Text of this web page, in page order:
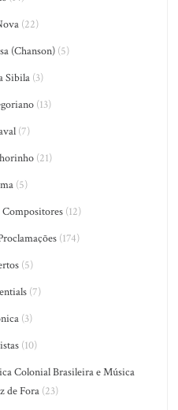
(22)
(Chanson)(5)
Sibila(3)
(13)
(7)
(21)
(5)
Compositores(12)
(174)
(5)
(7)
(3)
(10)
Colonial Brasileira e Música
de Fora (23)